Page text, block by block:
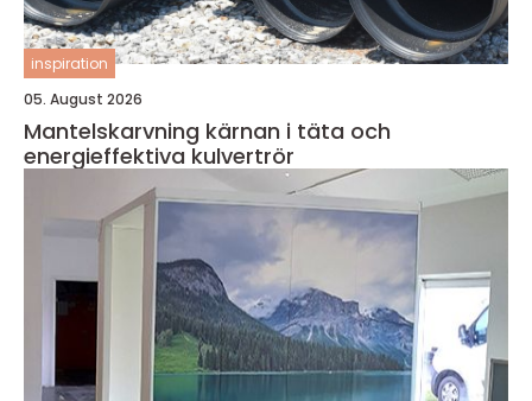
inspiration
05. August 2026
Mantelskarvning kärnan i täta och
energieffektiva kulvertrör